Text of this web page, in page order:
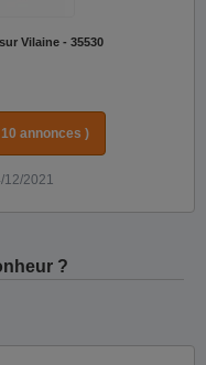
Vilaine - 35530
annonces )
12/2021
?